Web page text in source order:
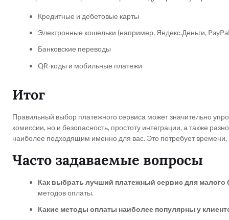
Кредитные и дебетовые карты
Электронные кошельки (например, Яндекс.Деньги,
Банковские переводы
QR-коды и мобильные платежи
Итог
Правильный выбор платежного сервиса может значительно
комиссии, но и безопасность, простоту интеграции, а также
наиболее подходящим именно для вас. Это потребует времени,
Часто задаваемые вопросы
Как выбрать лучший платежный сервис для малого
методов оплаты.
Какие методы оплаты наиболее популярны у